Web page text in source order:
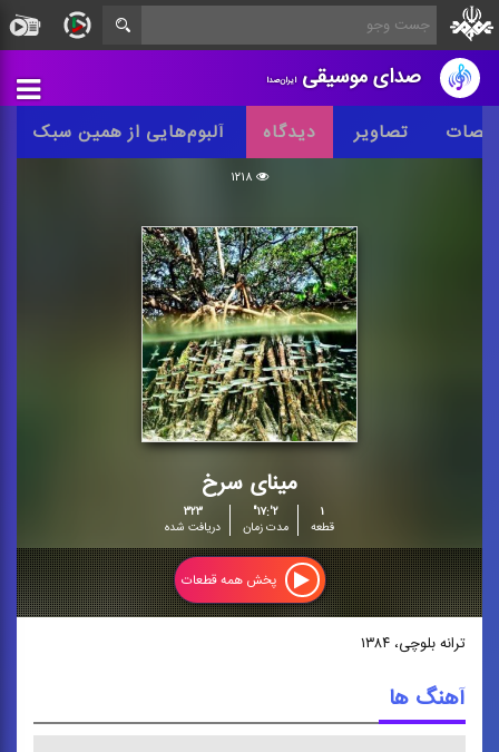
صدای موسیقیایران‌صدا
تصاویر دیدگاه آلبوم‌هایی از همین سبک
۱۲۱۸
مینای سرخ
۱
قطعه
۲':۱۷"
مدت زمان
۳۲۳
دریافت شده
پخش همه قطعات
ترانه بلوچی، ۱۳۸۴
آهنگ ها